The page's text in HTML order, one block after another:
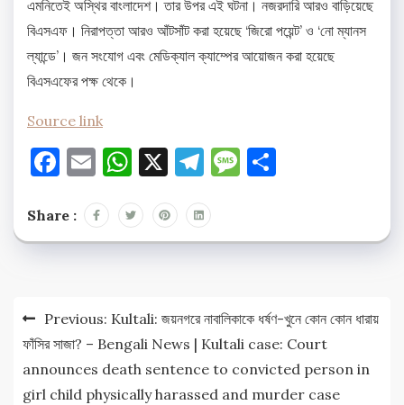
এমনিতেই অস্থির বাংলাদেশ। তার উপর এই ঘটনা। নজরদারি আরও বাড়িয়েছে
বিএসএফ। নিরাপত্তা আরও আঁটসাঁট করা হয়েছে ‘জিরো পয়েন্ট’ ও ‘নো ম্যানস
ল্যান্ডে’। জন সংযোগ এবং মেডিক্যাল ক্যাম্পের আয়োজন করা হয়েছে
বিএসএফের পক্ষ থেকে।
Source link
Facebook
EmailWhatsApp
X Telegram
Message
Share :
Post
navigation
Previous: Kultali: জয়নগরে নাবালিকাকে ধর্ষণ-খুনে কোন কোন ধারায়
ফাঁসির সাজা? – Bengali News | Kultali case: Court
announces death sentence to convicted person in
girl child physically harassed and murder case